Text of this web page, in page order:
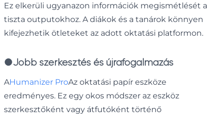
Ez elkerüli ugyanazon információk megismétlését a
tiszta outputokhoz. A diákok és a tanárok könnyen
kifejezhetik ötleteket az adott oktatási platformon.
●Jobb szerkesztés és újrafogalmazás
AHumanizer ProAz oktatási papír eszköze
eredményes. Ez egy okos módszer az eszköz
szerkesztőként vagy átfutóként történő